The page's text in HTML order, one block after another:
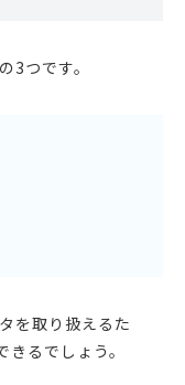
3つです。
を取り扱えるた
るでしょう。